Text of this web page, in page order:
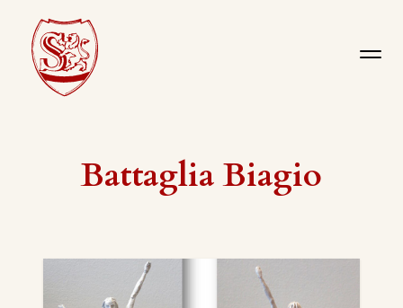
Battaglia Biagio